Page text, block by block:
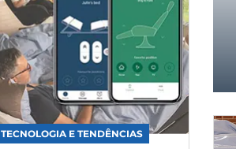
TECNOLOGIA E TENDÊNCIAS